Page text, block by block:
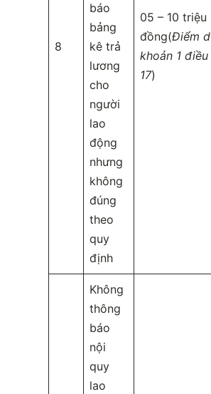
8
báo
bảng
kê trả
lương
cho
người
lao
động
nhưng
không
đúng
theo
quy
định
05 – 10 triệu
đồng(Điểm d
khoản 1 điều
17)
Không
thông
báo
nội
quy
lao